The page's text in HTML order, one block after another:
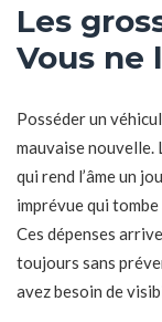
Les
Vous ne
Posséder un
mauvaise nouvelle.
qui rend l’âme un
imprévue qui
Ces dépenses
toujours sans
avez besoin de